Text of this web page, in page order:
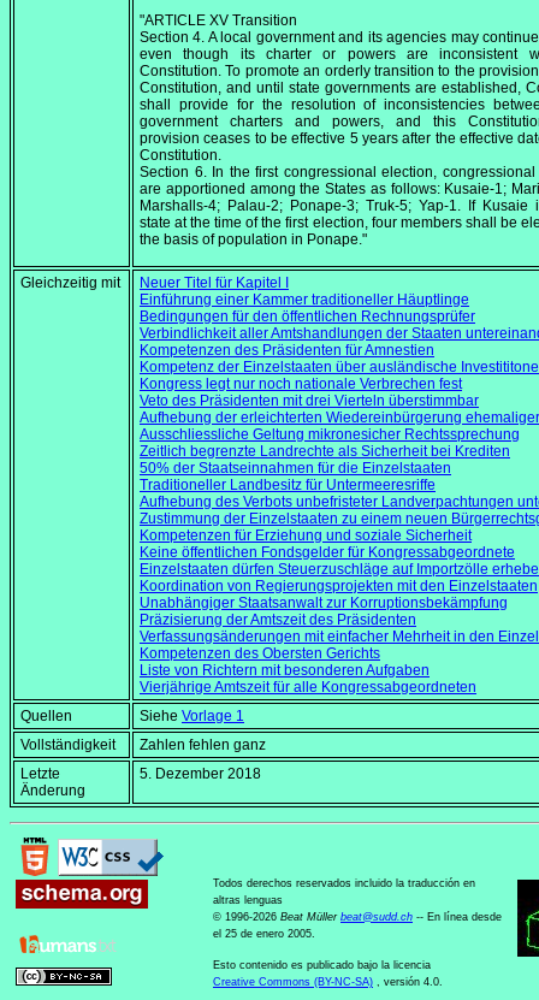
"ARTICLE XV Transition
Section 4. A local government and its agencies may
even though its charter or powers are inconsistent
Constitution. To promote an orderly transition to the
Constitution, and until state governments are established,
shall provide for the resolution of inconsistencies
government charters and powers, and this
provision ceases to be effective 5 years after the effective
Constitution.
Section 6. In the first congressional election, congressional
are apportioned among the States as follows: Kusaie-1;
Marshalls-4; Palau-2; Ponape-3; Truk-5; Yap-1. If Kusaie
state at the time of the first election, four members shall be
the basis of population in Ponape."
Gleichzeitig mit
Neuer Titel für Kapitel I
Einführung einer Kammer traditioneller Häuptlinge
Bedingungen für den öffentlichen Rechnungsprüfer
Verbindlichkeit aller Amtshandlungen der Staaten
Kompetenzen des Präsidenten für Amnestien
Kompetenz der Einzelstaaten über ausländische
Kongress legt nur noch nationale Verbrechen fest
Veto des Präsidenten mit drei Vierteln überstimmbar
Aufhebung der erleichterten Wiedereinbürgerung
Ausschliessliche Geltung mikronesicher Rechtssprechung
Zeitlich begrenzte Landrechte als Sicherheit bei Krediten
50% der Staatseinnahmen für die Einzelstaaten
Traditioneller Landbesitz für Untermeeresriffe
Aufhebung des Verbots unbefristeter Landverpachtungen
Zustimmung der Einzelstaaten zu einem neuen
Kompetenzen für Erziehung und soziale Sicherheit
Keine öffentlichen Fondsgelder für Kongressabgeordnete
Einzelstaaten dürfen Steuerzuschläge auf Importzölle
Koordination von Regierungsprojekten mit den Einzelstaaten
Unabhängiger Staatsanwalt zur Korruptionsbekämpfung
Präzisierung der Amtszeit des Präsidenten
Verfassungsänderungen mit einfacher Mehrheit in den
Kompetenzen des Obersten Gerichts
Liste von Richtern mit besonderen Aufgaben
Vierjährige Amtszeit für alle Kongressabgeordneten
Quellen
Siehe Vorlage 1
Vollständigkeit
Zahlen fehlen ganz
Letzte
Änderung
5. Dezember 2018
Todos derechos reservados incluido la traducción en
altras lenguas
© 1996-2026 Beat Müller beat@sudd.ch -- En línea desde
el 25 de enero 2005.
Esto contenido es publicado bajo la licencia
Creative Commons (BY-NC-SA) , versión 4.0.